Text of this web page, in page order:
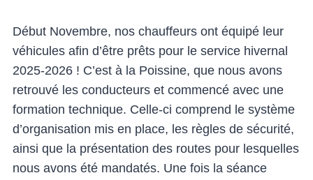
Début Novembre, nos chauffeurs ont équipé leur
véhicules afin d’être prêts pour le service hivernal
2025-2026 ! C’est à la Poissine, que nous avons
retrouvé les conducteurs et commencé avec une
formation technique. Celle-ci comprend le système
d’organisation mis en place, les règles de sécurité,
ainsi que la présentation des routes pour lesquelles
nous avons été mandatés. Une fois la séance